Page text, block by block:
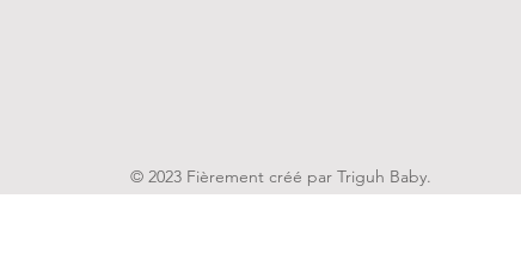
© 2023 Fièrement créé par Triguh Baby.